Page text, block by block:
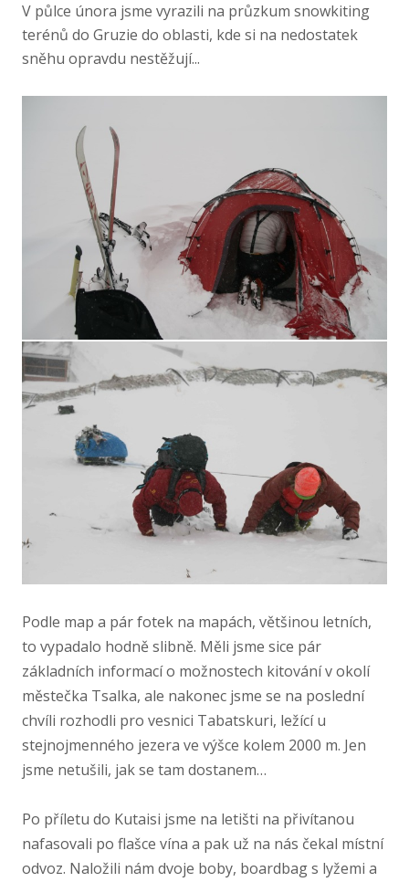
V půlce února jsme vyrazili na průzkum snowkiting
terénů do Gruzie do oblasti, kde si na nedostatek
sněhu opravdu nestěžují...
Podle map a pár fotek na mapách, většinou letních,
to vypadalo hodně slibně. Měli jsme sice pár
základních informací o možnostech kitování v okolí
městečka Tsalka, ale nakonec jsme se na poslední
chvíli rozhodli pro vesnici Tabatskuri, ležící u
stejnojmenného jezera ve výšce kolem 2000 m. Jen
jsme netušili, jak se tam dostanem…
Po příletu do Kutaisi jsme na letišti na přivítanou
nafasovali po flašce vína a pak už na nás čekal místní
odvoz. Naložili nám dvoje boby, boardbag s lyžemi a